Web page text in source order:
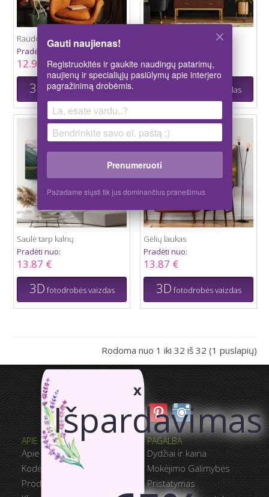
Raudonasis miškas
Pradėti nuo:
12.92 €
3D fotodrobės vaizdas
Pušis ant Ežero Kranto
12.92 €
fotodrobės vaizdas
Saulė tarp kalnų
Pradėti nuo:
13.87 €
3D fotodrobės vaizdas
Gėlių laukas
Pradėti nuo:
13.87 €
3D fotodrobės vaizdas
Rodoma nuo 1 iki 32 iš 32 (1 puslapių)
APIE CANVASWAY
Apie mus
Kodėl CanvasWAY
Produkto Kokybė
PAGALBA
Dydžiai ir kaina
Mokėjimo Galimybės
Pristatymas
x
Išpardavimas
Gauti naujienas!
Registruokitės ir gaukite naudingų patarimų,
naujienų ir specialiųjų pasiūlymų apie interjero
pagražinimą drobėmis.
Prenumeruoti
Pažadame siųsti tik jus dominančius pranešimus